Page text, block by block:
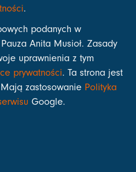
.
podanych w
Anita Musioł. Zasady
uprawnienia z tym
prywatności. Ta strona jest
zastosowanie Polityka
Google.